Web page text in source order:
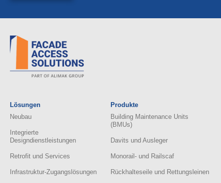
Lösungen
Neubau
Integrierte
Designdienstleistungen
Retrofit und Services
Infrastruktur-Zugangslösungen
Produkte
Building Maintenance Units
(BMUs)
Davits und Ausleger
Monorail- und Railscaf
Rückhalteseile und Rettungsleinen